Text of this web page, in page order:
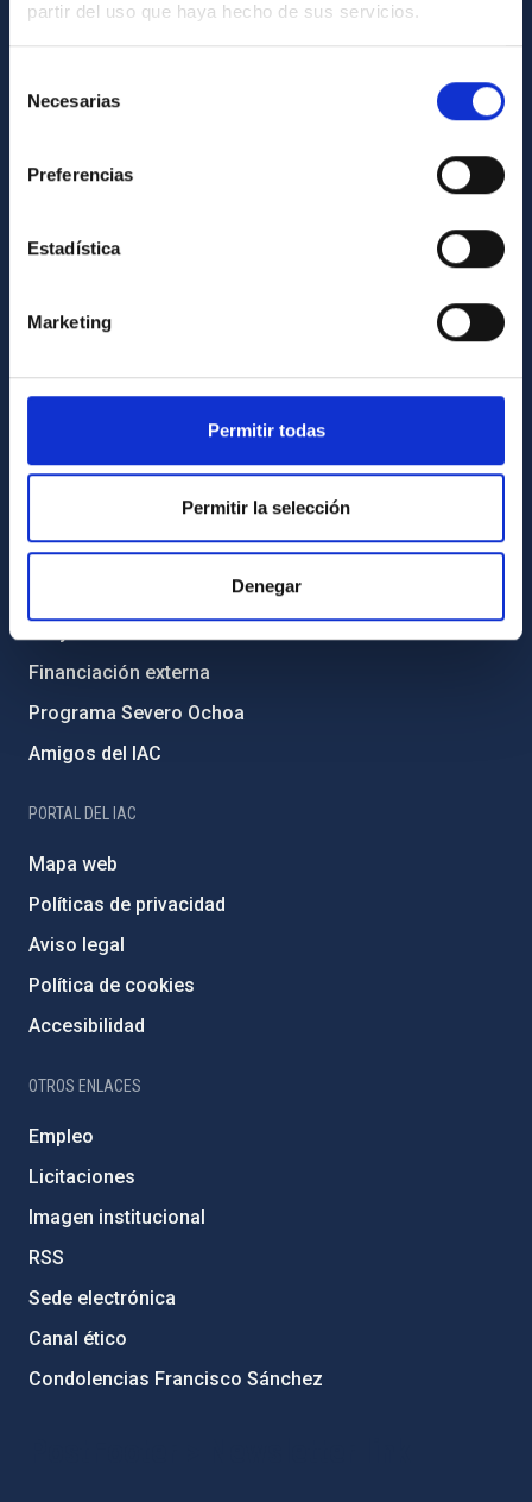
partir del uso que haya hecho de sus servicios.
Necesarias
Preferencias
Estadística
Marketing
Permitir todas
Permitir la selección
Denegar
Biblioteca
INFORMACIÓN INSTITUCIONAL
Código ético y política antifraude
Igualdad y diversidad de género
Forever IAC
Medio Ambiente y Sostenibilidad
Financiación externa
Programa Severo Ochoa
Amigos del IAC
PORTAL DEL IAC
Mapa web
Políticas de privacidad
Aviso legal
Política de cookies
Accesibilidad
OTROS ENLACES
Empleo
Licitaciones
Imagen institucional
RSS
Sede electrónica
Canal ético
Condolencias Francisco Sánchez